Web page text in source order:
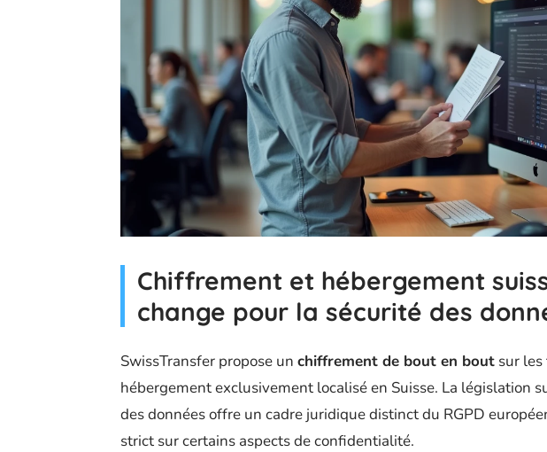
Chiffrement et hébergement
change pour la sécurité des
SwissTransfer propose un chiffrement de bout en bout sur
hébergement exclusivement localisé en Suisse. La législation
des données offre un cadre juridique distinct du RGPD
strict sur certains aspects de confidentialité.